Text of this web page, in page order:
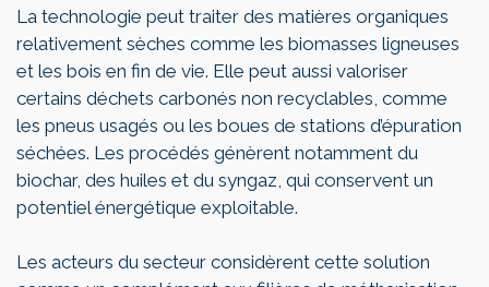
La technologie peut traiter des matières organiques
relativement sèches comme les biomasses ligneuses
et les bois en fin de vie. Elle peut aussi valoriser
certains déchets carbonés non recyclables, comme
les pneus usagés ou les boues de stations d’épuration
séchées. Les procédés génèrent notamment du
biochar, des huiles et du syngaz, qui conservent un
potentiel énergétique exploitable.
Les acteurs du secteur considèrent cette solution